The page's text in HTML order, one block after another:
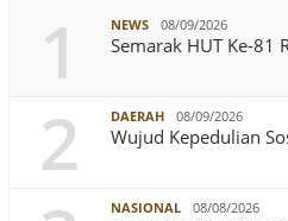
1 NEWS 08/09/2026
Semarak HUT Ke-81
2 DAERAH 08/09/2026
Wujud Kepedulian
NASIONAL 08/08/2026